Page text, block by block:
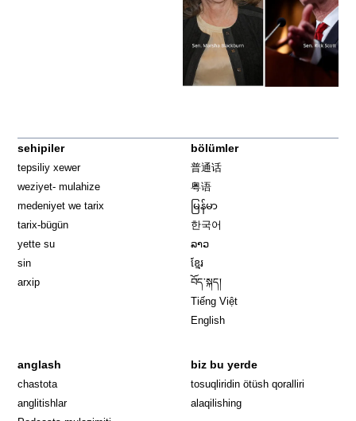
sehipiler
tepsiliy xewer
weziyet- mulahize
medeniyet we tarix
tarix-bügün
yette su
sin
arxip
bölümler
普通话
粤语
မြန်မာ
한국어
ລາວ
ខ្មែរ
བོད་སྐད།
Tiếng Việt
English
anglash
chastota
anglitishlar
biz bu yerde
tosuqliridin ötüsh qoralliri
alaqilishing